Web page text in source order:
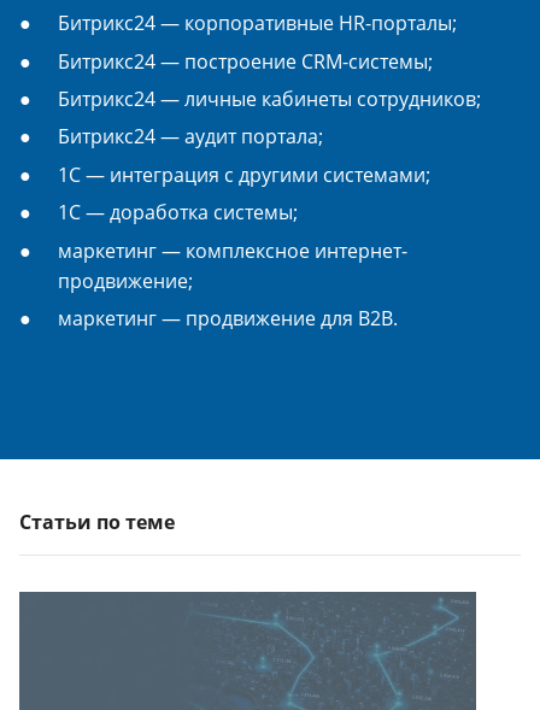
Битрикс24 — корпоративные HR-порталы;
Битрикс24 — построение CRM-системы;
Битрикс24 — личные кабинеты сотрудников;
Битрикс24 — аудит портала;
1С — интеграция с другими системами;
1С — доработка системы;
маркетинг — комплексное интернет-
продвижение;
маркетинг — продвижение для B2B.
Статьи по теме